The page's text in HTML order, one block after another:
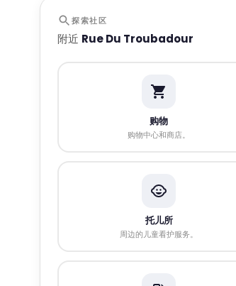
探索社区
附近 Rue Du Troubadour
购物
购物中心和商店。
托儿所
周边的儿童看护服务。